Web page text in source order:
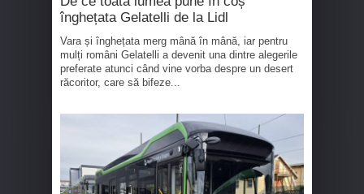
înghețata Gelatelli de la Lidl
Vara și înghețata merg mână în mână, iar pentru
mulți români Gelatelli a devenit una dintre alegerile
preferate atunci când vine vorba despre un desert
răcoritor, care să bifeze...